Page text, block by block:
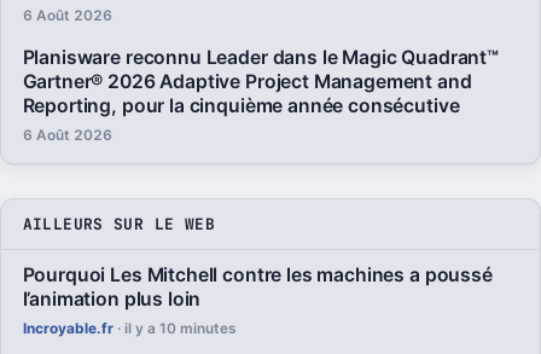
6 Août 2026
Planisware reconnu Leader dans le Magic Quadrant™
Gartner® 2026 Adaptive Project Management and
Reporting, pour la cinquième année consécutive
6 Août 2026
AILLEURS SUR LE WEB
Pourquoi Les Mitchell contre les machines a poussé
l’animation plus loin
Incroyable.fr· il y a 10 minutes